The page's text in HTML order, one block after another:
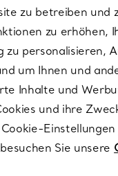
zu betreiben und
zu erhöhen,
personalisieren,
um Ihnen und
Inhalte und
und ihre
Sie unsere